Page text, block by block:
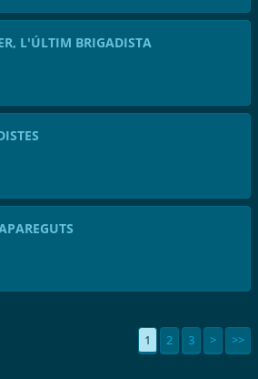
L'ÚLTIM BRIGADISTA
1 2 3 > >>